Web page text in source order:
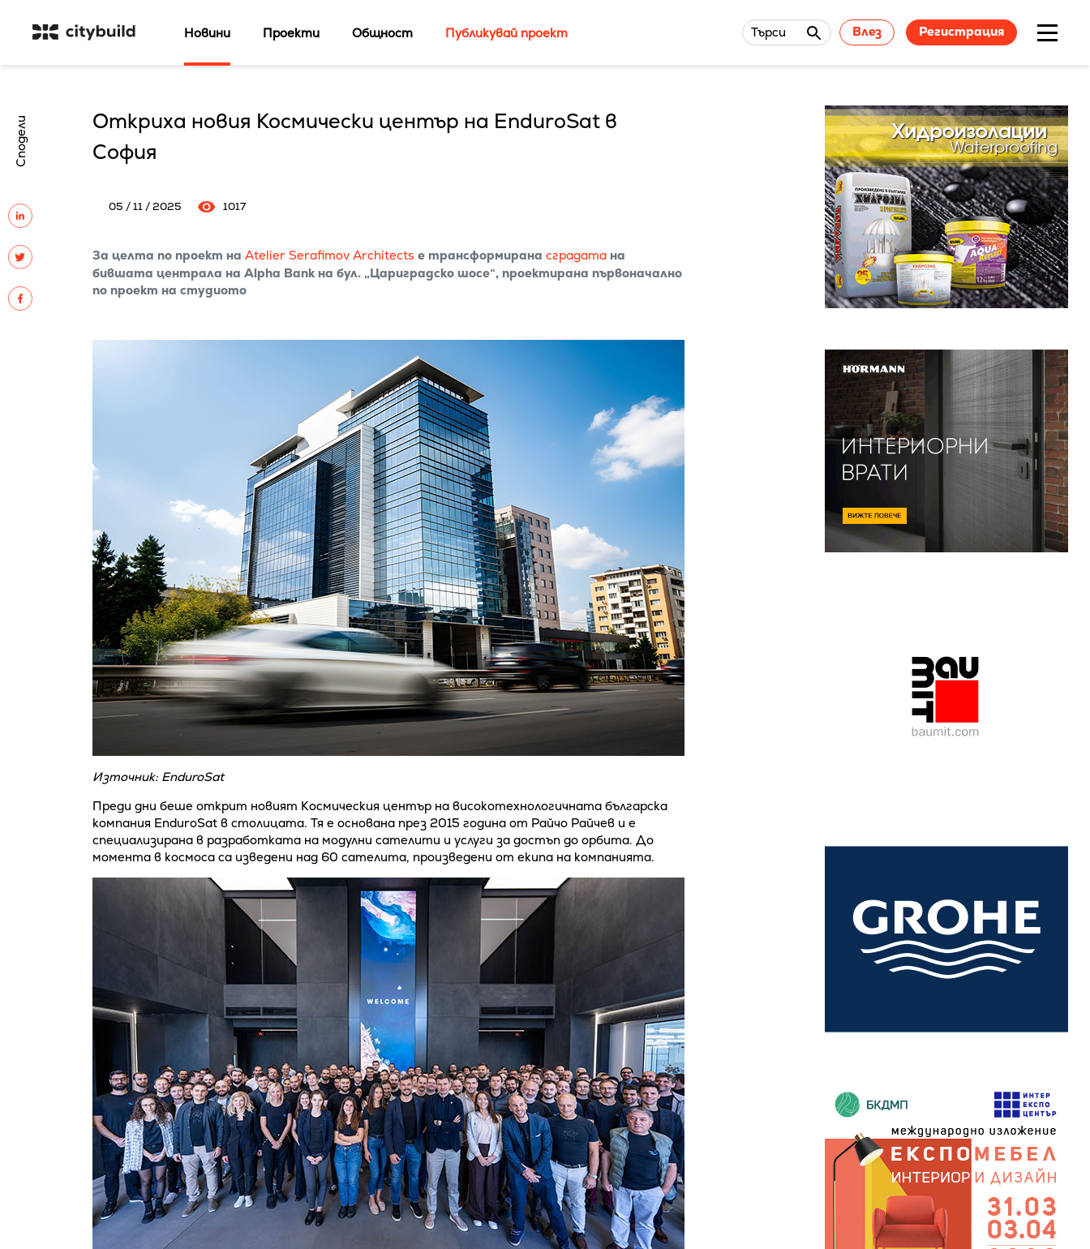
Новини Проекти Общност Публикувай проект Търси Влез Регистрация
Сподели
Откриха новия Космически център на EnduroSat в
София
05 / 11 / 2025 1017
За целта по проект на Atelier Serafimov Architects е трансформирана сградатана
бившата централа на Alpha Bank на бул. „Цариградско шосе“, проектирана първоначално
по проект на студиото
Източник: EnduroSat
Преди дни беше открит новият Космическия център на високотехнологичната българска
компания EnduroSat в столицата. Тя е основана през 2015 година от Райчо Райчев и е
специализирана в разработката на модулни сателити и услуги за достъп до орбита. До
момента в космоса са изведени над 60 сателита, произведени от екипа на компанията.